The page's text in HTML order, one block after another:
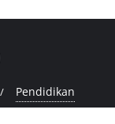
Pendidikan